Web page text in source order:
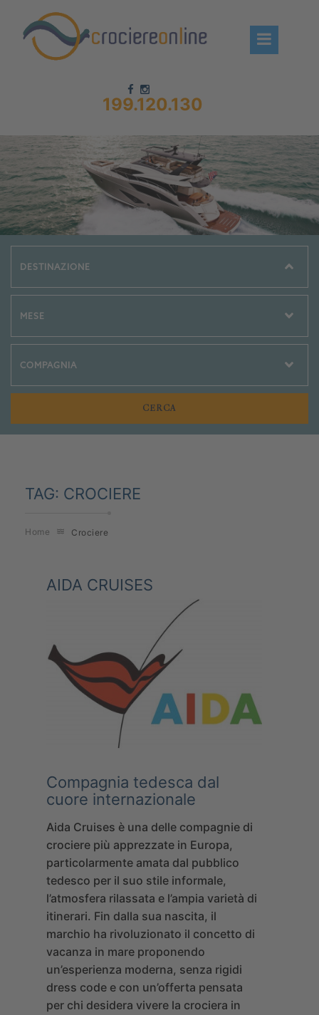
199.120.130
Chi siamo – CrociereOnLine
Destinazioni Crociere
Prenota crociere
News
TAG: CROCIERE
Home Crociere
AIDA CRUISES
Compagnia tedesca dal
cuore internazionale
Aida Cruises è una delle compagnie di
crociere più apprezzate in Europa,
particolarmente amata dal pubblico
tedesco per il suo stile informale,
l’atmosfera rilassata e l’ampia varietà di
itinerari. Fin dalla sua nascita, il
marchio ha rivoluzionato il concetto di
vacanza in mare proponendo
un’esperienza moderna, senza rigidi
dress code e con un’offerta pensata
per chi desidera vivere la crociera in